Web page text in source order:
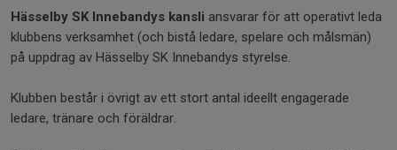
Hässelby SK Innebandys kansli ansvarar för att operativt leda
klubbens verksamhet (och bistå ledare, spelare och målsmän)
på uppdrag av Hässelby SK Innebandys styrelse.
Klubben består i övrigt av ett stort antal ideellt engagerade
ledare, tränare och föräldrar.